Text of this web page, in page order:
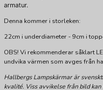
armatur.
Denna kommer i storleken:
22cm i underdiameter - 9cm i
OBS! Vi rekommenderar såklart
undvika värmen som avges från
Hallbergs Lampskärmar är
kvalité. Viss avvikelse från bild